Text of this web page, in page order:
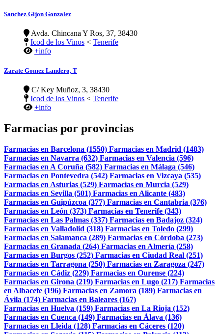
Sanchez Gijon Gonzalez
Avda. Chincana Y Ros, 37, 38430
Icod de los Vinos < Tenerife
+info
Zarate Gomez Landero, T
C/ Key Muñoz, 3, 38430
Icod de los Vinos < Tenerife
+info
Farmacias por provincias
Farmacias en Barcelona (1550) Farmacias en Madrid (1483)
Farmacias en Navarra (632) Farmacias en Valencia (596)
Farmacias en A Coruña (582) Farmacias en Málaga (546)
Farmacias en Pontevedra (542) Farmacias en Vizcaya (535)
Farmacias en Asturias (529) Farmacias en Murcia (529)
Farmacias en Sevilla (501) Farmacias en Alicante (483)
Farmacias en Guipúzcoa (377) Farmacias en Cantabria (376)
Farmacias en León (373) Farmacias en Tenerife (343)
Farmacias en Las Palmas (337) Farmacias en Badajoz (324)
Farmacias en Valladolid (318) Farmacias en Toledo (299)
Farmacias en Salamanca (289) Farmacias en Córdoba (273)
Farmacias en Granada (264) Farmacias en Almería (258)
Farmacias en Burgos (252) Farmacias en Ciudad Real (251)
Farmacias en Tarragona (250) Farmacias en Zaragoza (247)
Farmacias en Cádiz (229) Farmacias en Ourense (224)
Farmacias en Girona (219) Farmacias en Lugo (217) Farmacias
en Albacete (196) Farmacias en Zamora (189) Farmacias en
Ávila (174) Farmacias en Baleares (167)
Farmacias en Huelva (159) Farmacias en La Rioja (152)
Farmacias en Cuenca (149) Farmacias en Álava (136)
Farmacias en Lleida (128) Farmacias en Cáceres (120)